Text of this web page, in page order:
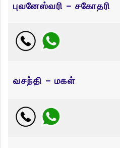
புவனேஸ்வரி – சகோதரி
வசந்தி – மகள்